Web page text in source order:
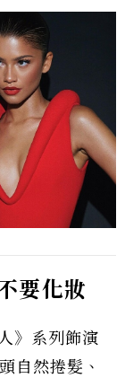
要化妝
》系列飾演
然捲髮、